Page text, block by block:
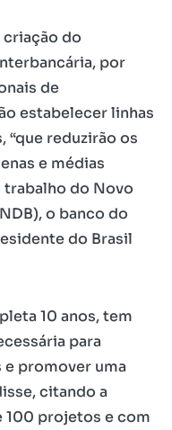
criação do
por
de
estabelecer linhas
reduzirão os
e médias
trabalho do Novo
o banco do
do Brasil
10 anos, tem
para
promover uma
citando a
100 projetos e com